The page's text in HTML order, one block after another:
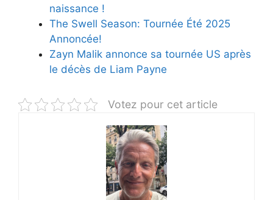
naissance !
The Swell Season: Tournée Été 2025
Annoncée!
Zayn Malik annonce sa tournée US après
le décès de Liam Payne
Votez pour cet article